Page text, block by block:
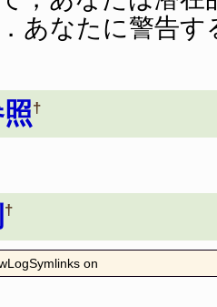
あなたに警告す
†
†
on